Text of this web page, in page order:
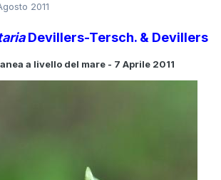
2011
Devillers-Tersch. & Devillers
a livello del mare - 7 Aprile 2011